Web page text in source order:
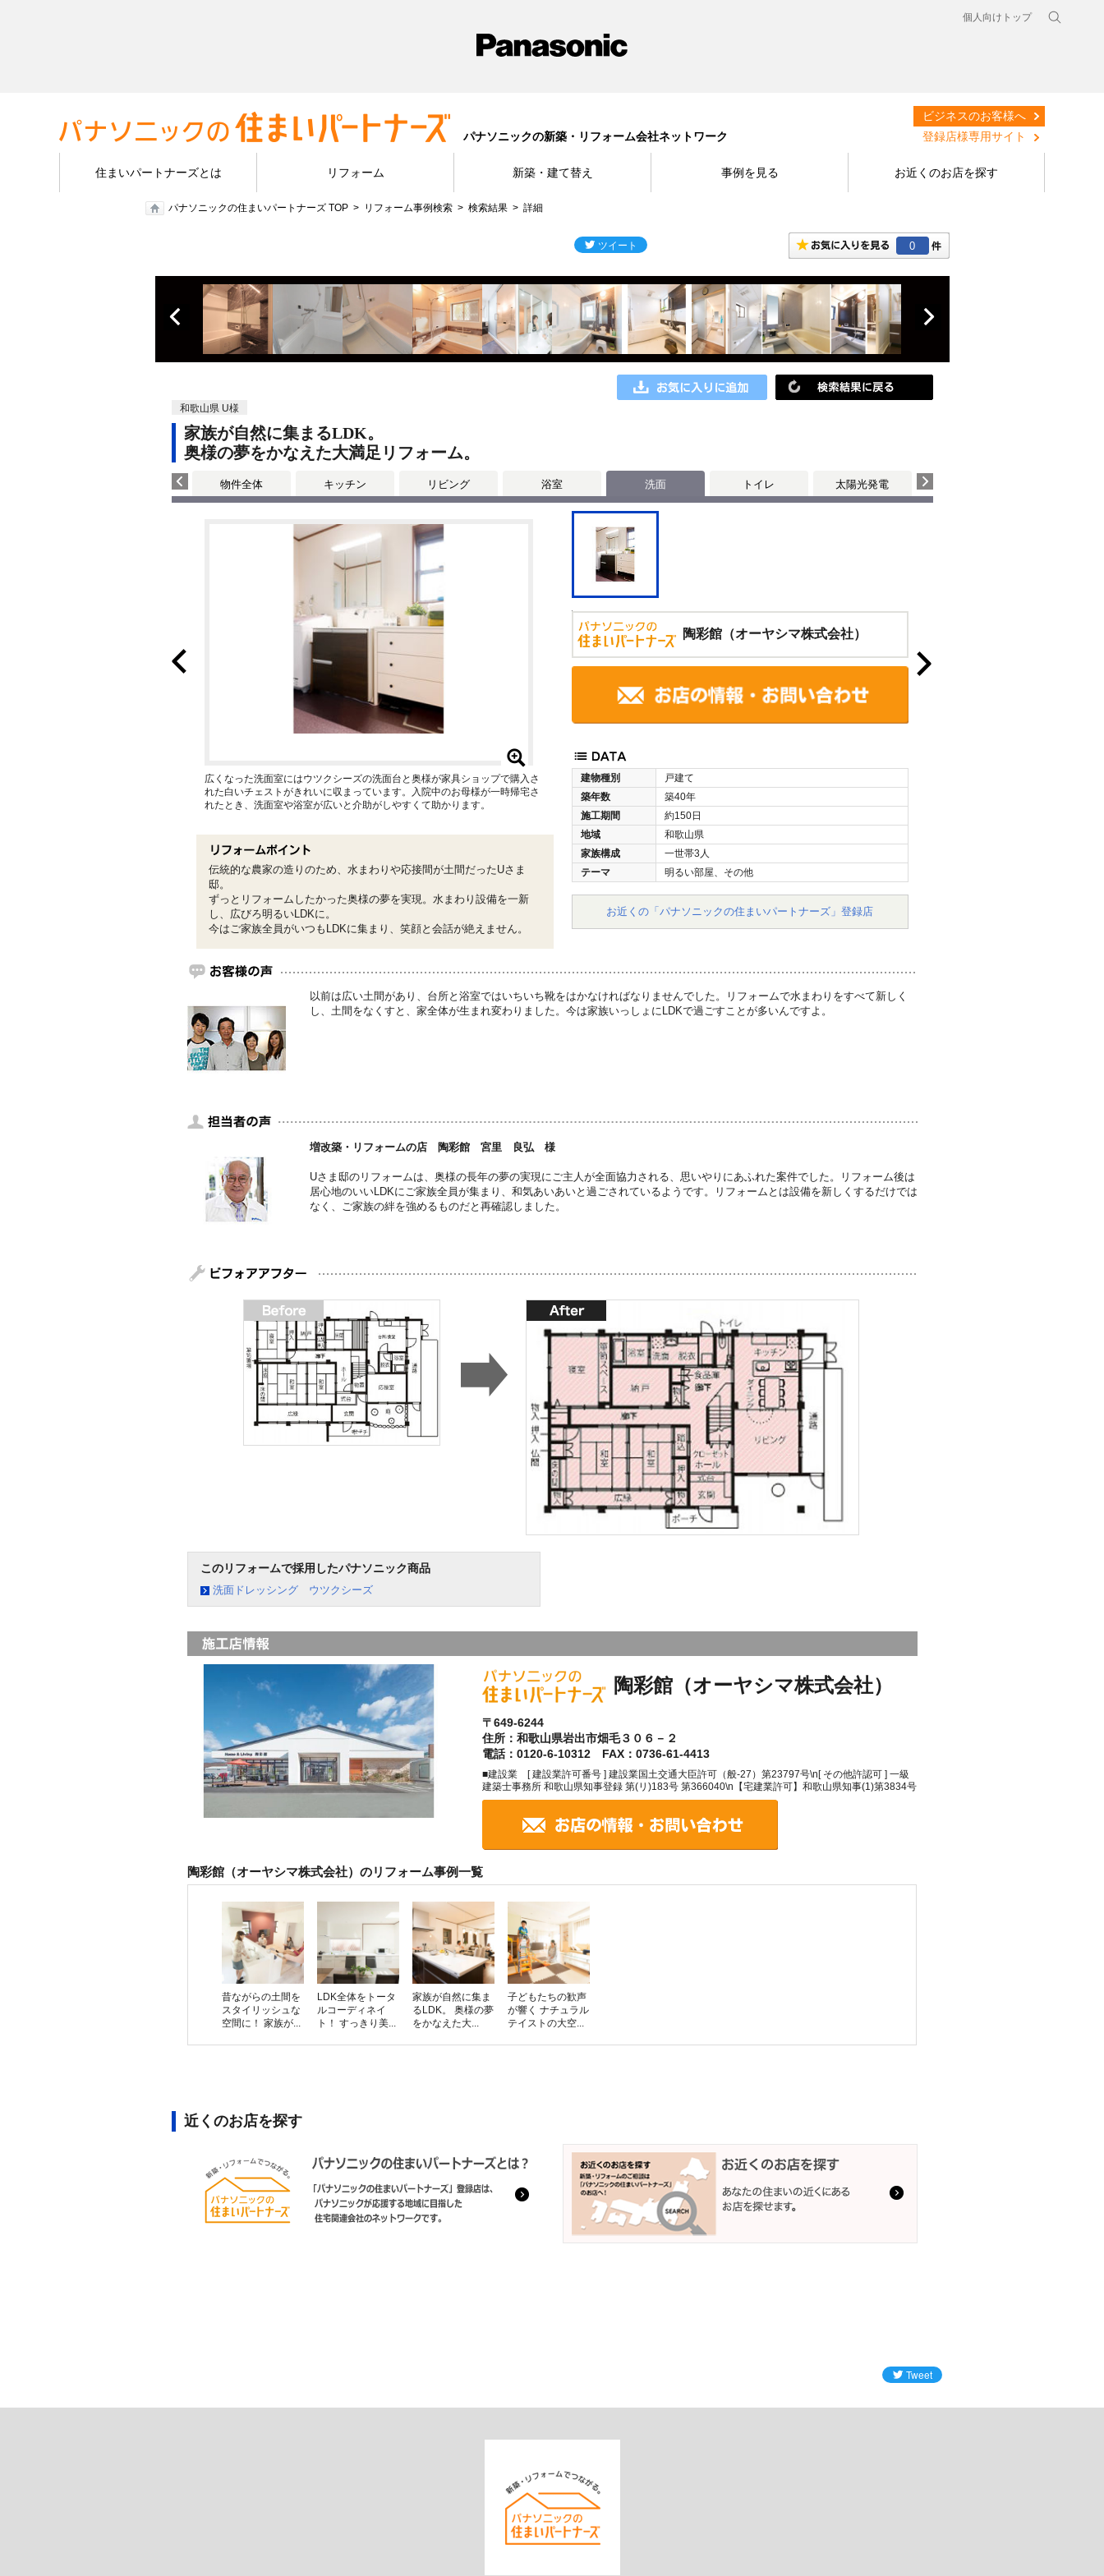
個人向けトップ
パナソニックの新築・リフォーム会社ネットワーク
ビジネスのお客様へ
登録店様専用サイト
住まいパートナーズとは リフォーム 新築・建て替え 事例を見る お近くのお店を探す
パナソニックの住まいパートナーズ TOP リフォーム事例検索 検索結果 詳細
0
和歌山県 U様
家族が自然に集まるLDK。
奥様の夢をかなえた大満足リフォーム。
物件全体 キッチン リビング 浴室 洗面 トイレ 太陽光発電
陶彩館（オーヤシマ株式会社）
建物種別
戸建て
築年数
築40年
施工期間
約150日
地域
和歌山県
家族構成
一世帯3人
テーマ
明るい部屋、その他
お近くの「パナソニックの住まいパートナーズ」登録店
広くなった洗面室にはウツクシーズの洗面台と奥様が家具ショップで購入さ
れた白いチェストがきれいに収まっています。入院中のお母様が一時帰宅さ
れたとき、洗面室や浴室が広いと介助がしやすくて助かります。
伝統的な農家の造りのため、水まわりや応接間が土間だったUさま
邸。
ずっとリフォームしたかった奥様の夢を実現。水まわり設備を一新
し、広びろ明るいLDKに。
今はご家族全員がいつもLDKに集まり、笑顔と会話が絶えません。
以前は広い土間があり、台所と浴室ではいちいち靴をはかなければなりませんでした。リフォームで水まわりをすべて新しく
し、土間をなくすと、家全体が生まれ変わりました。今は家族いっしょにLDKで過ごすことが多いんですよ。
増改築・リフォームの店 陶彩館 宮里 良弘 様
Uさま邸のリフォームは、奥様の長年の夢の実現にご主人が全面協力される、思いやりにあふれた案件でした。リフォーム後は
居心地のいいLDKにご家族全員が集まり、和気あいあいと過ごされているようです。リフォームとは設備を新しくするだけでは
なく、ご家族の絆を強めるものだと再確認しました。
このリフォームで採用したパナソニック商品
洗面ドレッシング ウツクシーズ
陶彩館（オーヤシマ株式会社）
〒649-6244
住所：和歌山県岩出市畑毛３０６－２
電話：0120-6-10312 FAX：0736-61-4413
■建設業 [ 建設業許可番号 ] 建設業国土交通大臣許可（般-27）第23797号\n[ その他許認可 ] 一級
建築士事務所 和歌山県知事登録 第(リ)183号 第366040\n【宅建業許可】和歌山県知事(1)第3834号
陶彩館（オーヤシマ株式会社）のリフォーム事例一覧
昔ながらの土間を
スタイリッシュな
空間に！ 家族が...
LDK全体をトータ
ルコーディネイ
ト！ すっきり美...
家族が自然に集ま
るLDK。 奥様の夢
をかなえた大...
子どもたちの歓声
が響く ナチュラル
テイストの大空...
近くのお店を探す